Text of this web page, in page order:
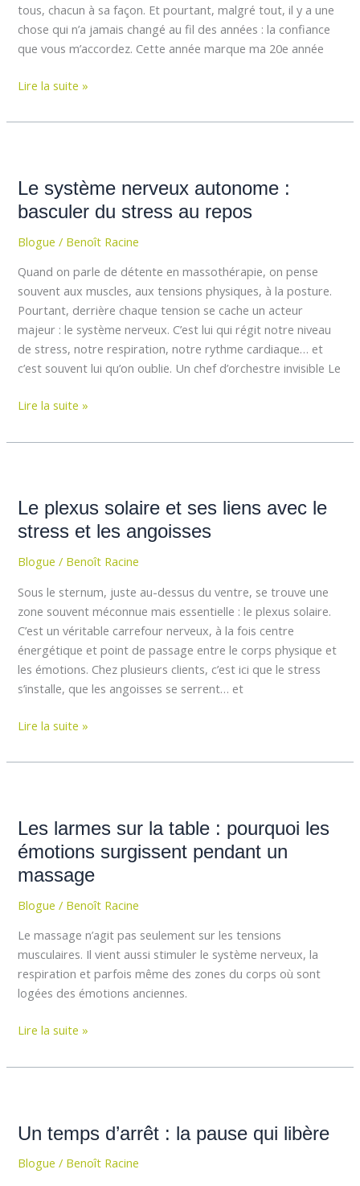
tous, chacun à sa façon. Et pourtant, malgré tout, il y a une
chose qui n’a jamais changé au fil des années : la confiance
que vous m’accordez. Cette année marque ma 20e année
Lire la suite »
Le système nerveux autonome :
basculer du stress au repos
Blogue / Benoît Racine
Quand on parle de détente en massothérapie, on pense
souvent aux muscles, aux tensions physiques, à la posture.
Pourtant, derrière chaque tension se cache un acteur
majeur : le système nerveux. C’est lui qui régit notre niveau
de stress, notre respiration, notre rythme cardiaque… et
c’est souvent lui qu’on oublie. Un chef d’orchestre invisible Le
nerveux
autonome
basculer
du
stress
au
repos
Lire la suite »
Le plexus solaire et ses liens avec le
stress et les angoisses
Blogue / Benoît Racine
Sous le sternum, juste au-dessus du ventre, se trouve une
zone souvent méconnue mais essentielle : le plexus solaire.
C’est un véritable carrefour nerveux, à la fois centre
énergétique et point de passage entre le corps physique et
les émotions. Chez plusieurs clients, c’est ici que le stress
s’installe, que les angoisses se serrent… et
solaire
et
liens
avec
stress
et
les
angoisses
Lire la suite »
Les larmes sur la table : pourquoi les
émotions surgissent pendant un
massage
Blogue / Benoît Racine
Le massage n’agit pas seulement sur les tensions
musculaires. Il vient aussi stimuler le système nerveux, la
respiration et parfois même des zones du corps où sont
logées des émotions anciennes.
sur
la
:
pourquoi
émotions
surgissent
pendant
un
Lire la suite »
Un temps d’arrêt : la pause qui libère
Blogue / Benoît Racine
d’arrêt
la